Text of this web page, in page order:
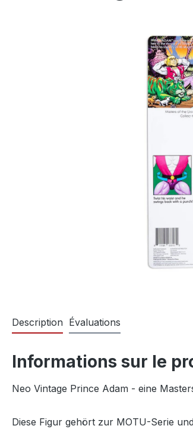
Description Évaluations
Informations sur le
Neo Vintage Prince Adam - eine
Diese Figur gehört zur MOTU-Serie